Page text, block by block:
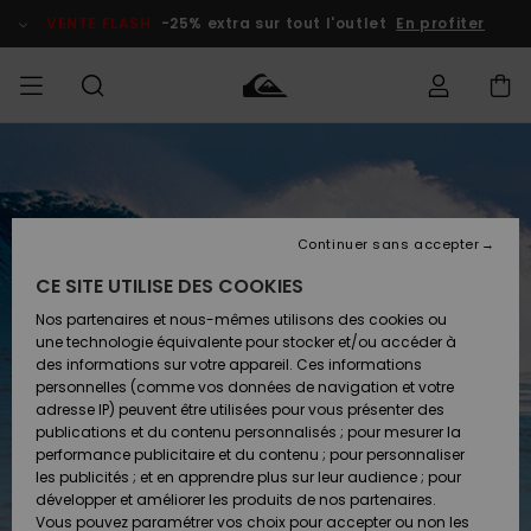
VENTE FLASH -25% extra sur tout l'outlet En profiter
Accessoires
Chaussures
& Tongs
Surf
Snow
Accessoires
Chaussures
& Tongs
Surf
Snow
FEMME
Nouveautés
A
Découvrir
Snow
SURF
Enfant
Highlights
Communauté
SNOW
Snow
Shop
Enfant
Snow
Shop
Femme
VENTE
FLASH
Enfant
Outlet
Femme
Nederlands
commande
Retours
Paiement
Carte
Cadeau
CE SITE UTILISE DES COOKIES
Nos partenaires et nous-mêmes utilisons des cookies ou
une technologie équivalente pour stocker et/ou accéder à
des informations sur votre appareil. Ces informations
personnelles (comme vos données de navigation et votre
adresse IP) peuvent être utilisées pour vous présenter des
publications et du contenu personnalisés ; pour mesurer la
performance publicitaire et du contenu ; pour personnaliser
les publicités ; et en apprendre plus sur leur audience ; pour
développer et améliorer les produits de nos partenaires.
Vous pouvez paramétrer vos choix pour accepter ou non les
Continuer sans accepter